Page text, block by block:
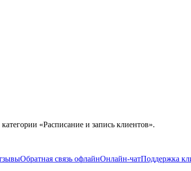
«Расписание и запись клиентов».
Обратная связь офлайнОнлайн-чатПоддержка